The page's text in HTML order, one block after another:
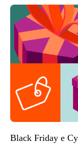
Black Friday e